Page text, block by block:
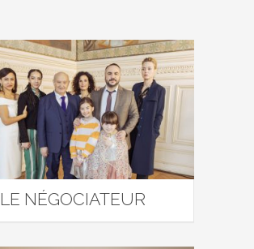
LE NÉGOCIATEUR